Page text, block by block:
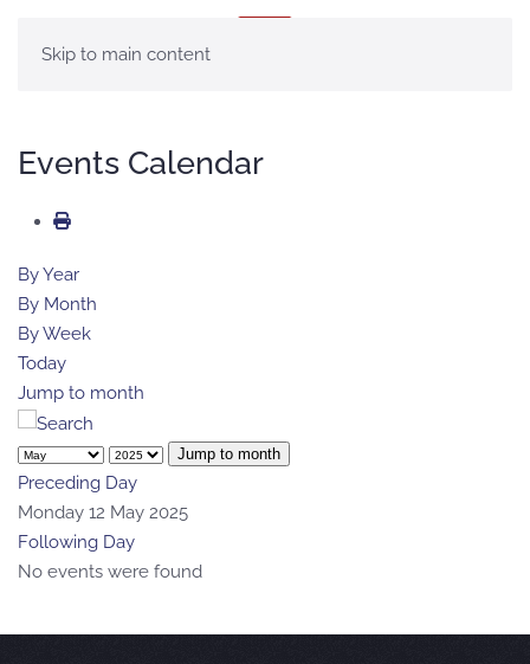
Skip to main content
Events Calendar
By Year
By Month
By Week
Today
Jump to month
Jump to month
Preceding Day
Monday 12 May 2025
Following Day
No events were found